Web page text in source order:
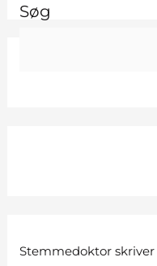
Søg
Stemmedoktor